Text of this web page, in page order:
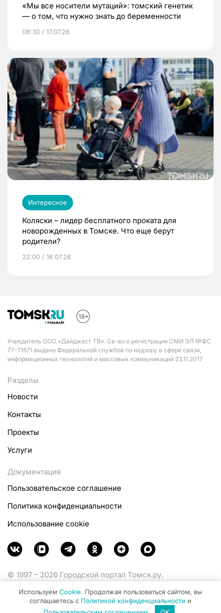
«Мы все носители мутаций»: томский генетик
— о том, что нужно знать до беременности
08:30 / 17.07.26
Интересное
Коляски – лидер бесплатного проката для
новорожденных в Томске. Что еще берут
родители?
22:00 / 16.07.26
Учредитель ООО «Дайджест ТВ». Св-во о регистрации СМИ ЭЛ №ФС
77-71671 выдано Федеральной службой по надзору в сфере связи,
информационных технологий и массовых коммуникаций 23.11.2017
Разделы
Новости
Контакты
Проекты
Услуги
Документация
Пользовательское соглашение
Политика конфиденциальности
Использование cookie
© 1997 – 2026 Городской портал Томск.ру.
Министерства цифрового развития, связи и массовых
коммуникаций Российской Федерации.
Используем Cookie. Продолжая пользоваться сайтом, вы
соглашаетесь с Политикой конфиденциальности и